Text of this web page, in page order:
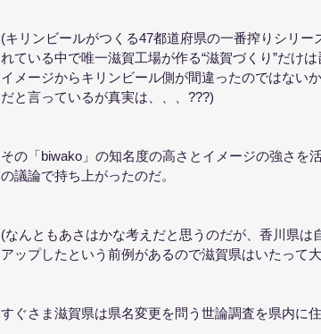
(キリンビールがつくる47都道府県の一番搾りシリ
れている中で唯一滋賀工場が作る“滋賀づくり”だけ
イメージからキリンビール側が間違ったのではない
だと言っているが真実は、、、???)
その「biwako」の知名度の高さとイメージの強さを
の議論で持ち上がったのだ。
(なんともあさはかな考えだと思うのだが、香川県は
アップしたという前例があるので滋賀県はいたって
すぐさま滋賀県は県名変更を問う世論調査を県内に